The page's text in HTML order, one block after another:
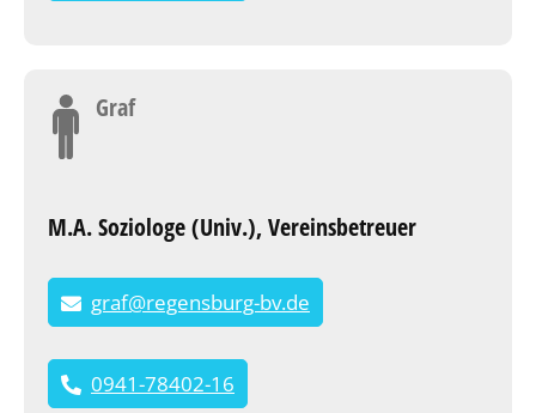
Graf
M.A. Soziologe (Univ.), Vereinsbetreuer
graf@regensburg-bv.de
0941-78402-16